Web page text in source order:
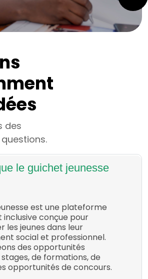
des
le guichet jeunesse
est une plateforme
inclusive conçue pour
les jeunes dans leur
social et professionnel.
des opportunités
stages, de formations, de
opportunités de concours.